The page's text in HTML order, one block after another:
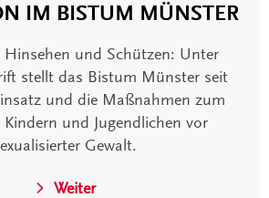
IM BISTUM MÜNSTER
und Schützen: Unter
stellt das Bistum Münster seit
und die Maßnahmen zum
und Jugendlichen vor
Gewalt.
Weiter